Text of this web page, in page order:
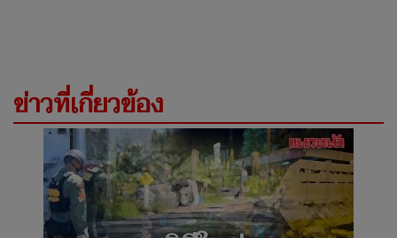
ข่าวที่เกี่ยวข้อง